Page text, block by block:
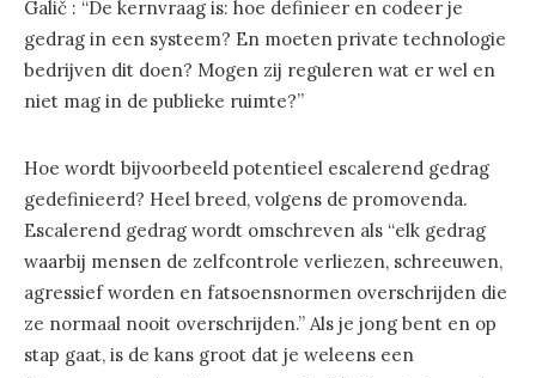
Galič : “De kernvraag is: hoe definieer en codeer je
gedrag in een systeem? En moeten private technologie
bedrijven dit doen? Mogen zij reguleren wat er wel en
niet mag in de publieke ruimte?”
Hoe wordt bijvoorbeeld potentieel escalerend gedrag
gedefinieerd? Heel breed, volgens de promovenda.
Escalerend gedrag wordt omschreven als “elk gedrag
waarbij mensen de zelfcontrole verliezen, schreeuwen,
agressief worden en fatsoensnormen overschrijden die
ze normaal nooit overschrijden.” Als je jong bent en op
stap gaat, is de kans groot dat je weleens een